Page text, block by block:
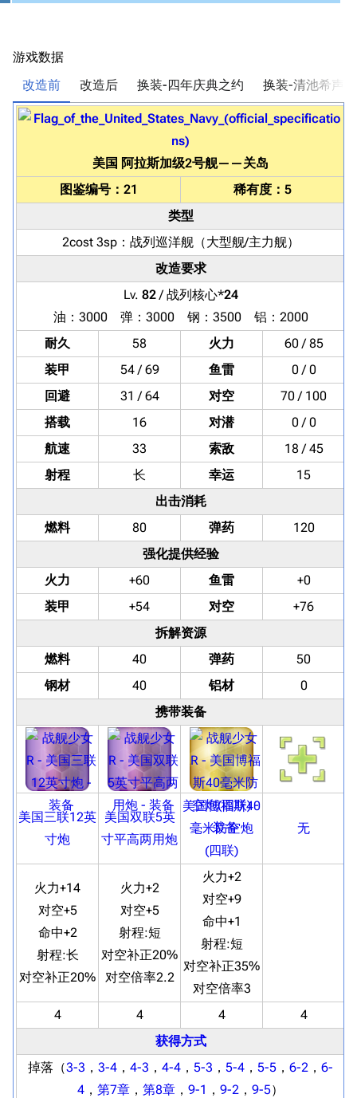
游戏数据
改造前 改造后 换装-四年庆典之约 换装-清池希声
美国 阿拉斯加级2号舰——关岛
图鉴编号：21
稀有度：5
类型
2cost 3sp： 战列巡洋舰（大型舰/主力舰）
改造要求
Lv. 82/ 战列核心*24
油：3000 弹：3000 钢：3500 铝：2000
耐久
58 火力
60 / 85
装甲
54 / 69 鱼雷
0 / 0
回避
31 / 64 对空
70 / 100
搭载
16 对潜
0 / 0
航速
33 索敌
18 / 45
射程
长 幸运
15
出击消耗
燃料
80 弹药
120
强化提供经验
火力
+60 鱼雷
+0
装甲
+54 对空
+76
拆解资源
燃料
40 弹药
50
钢材
40 铝材
0
携带装备
美国三联12英
寸炮
美国双联5英
寸平高两用炮
美国博福斯40
毫米防空炮
(四联)
无
火力+14
对空+5
命中+2
射程:长
对空补正20%
火力+2
对空+5
射程:短
对空补正20%
对空倍率2.2
火力+2
对空+9
命中+1
射程:短
对空补正35%
对空倍率3
4
4 4
4
获得方式
掉落（3-3 ， 3-4 ， 4-3 ， 4-4 ， 5-3 ， 5-4 ， 5-5 ， 6-2 ， 6-
4 ， 第7章 ， 第8章 ， 9-1 ， 9-2 ， 9-5）